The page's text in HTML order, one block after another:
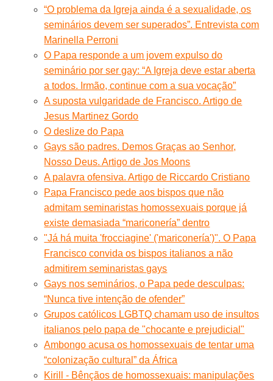
“O problema da Igreja ainda é a sexualidade, os
seminários devem ser superados”. Entrevista com
Marinella Perroni
O Papa responde a um jovem expulso do
seminário por ser gay: “A Igreja deve estar aberta
a todos. Irmão, continue com a sua vocação”
A suposta vulgaridade de Francisco. Artigo de
Jesus Martinez Gordo
O deslize do Papa
Gays são padres. Demos Graças ao Senhor,
Nosso Deus. Artigo de Jos Moons
A palavra ofensiva. Artigo de Riccardo Cristiano
Papa Francisco pede aos bispos que não
admitam seminaristas homossexuais porque já
existe demasiada “mariconería” dentro
"Já há muita 'frocciagine' ('mariconería')". O Papa
Francisco convida os bispos italianos a não
admitirem seminaristas gays
Gays nos seminários, o Papa pede desculpas:
“Nunca tive intenção de ofender”
Grupos católicos LGBTQ chamam uso de insultos
italianos pelo papa de "chocante e prejudicial"
Ambongo acusa os homossexuais de tentar uma
“colonização cultural” da África
Kirill - Bênçãos de homossexuais: manipulações